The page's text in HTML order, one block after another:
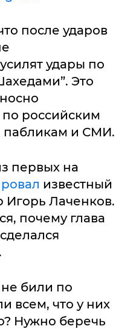
после ударов
удары по
Это
российским
пабликам и СМИ.
первых на
известный
Игорь Лаченков.
почему глава
били по
всем, что у них
Нужно беречь